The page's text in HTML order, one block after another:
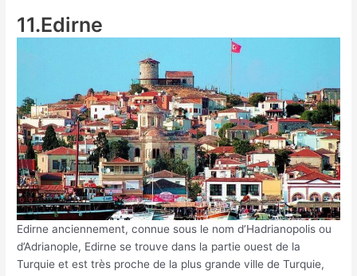
11.Edirne
Edirne anciennement, connue sous le nom d’Hadrianopolis ou
d’Adrianople, Edirne se trouve dans la partie ouest de la
Turquie et est très proche de la plus grande ville de Turquie,